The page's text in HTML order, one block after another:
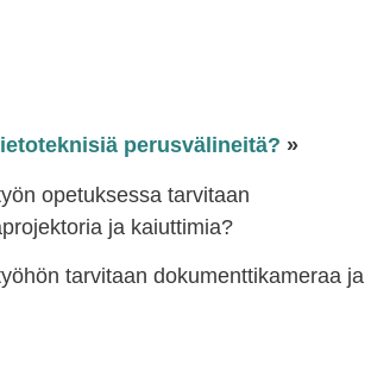
perusvälineitä? »
opetuksessa tarvitaan
ja kaiuttimia?
tarvitaan dokumenttikameraa ja